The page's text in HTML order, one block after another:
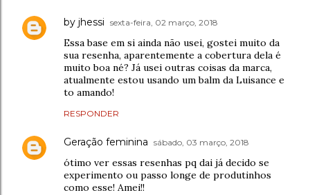
by jhessi sexta-feira, 02 março, 2018
Essa base em si ainda não usei, gostei muito da
sua resenha, aparentemente a cobertura dela é
muito boa né? Já usei outras coisas da marca,
atualmente estou usando um balm da Luisance e
to amando!
RESPONDER
Geração feminina sábado, 03 março, 2018
ótimo ver essas resenhas pq dai já decido se
experimento ou passo longe de produtinhos
como esse! Amei!!